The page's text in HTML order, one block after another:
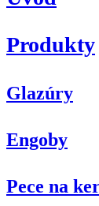
Produkty
Glazúry
Engoby
Pece na